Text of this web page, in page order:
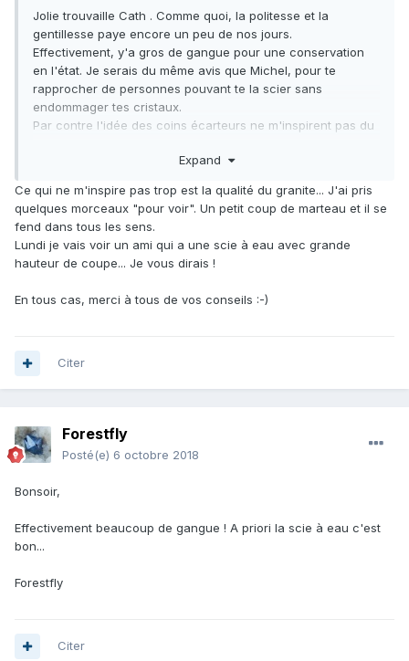
Jolie trouvaille Cath . Comme quoi, la politesse et la
gentillesse paye encore un peu de nos jours.
Effectivement, y'a gros de gangue pour une conservation
en l'état. Je serais du même avis que Michel, pour te
rapprocher de personnes pouvant te la scier sans
endommager tes cristaux.
Par contre l'idée des coins écarteurs ne m'inspirent pas du
Expand
Ce qui ne m'inspire pas trop est la qualité du granite... J'ai pris
quelques morceaux "pour voir". Un petit coup de marteau et il se
fend dans tous les sens.
Lundi je vais voir un ami qui a une scie à eau avec grande
hauteur de coupe... Je vous dirais !
En tous cas, merci à tous de vos conseils :-)
Citer
Forestfly
Posté(e) 6 octobre 2018
Bonsoir,
Effectivement beaucoup de gangue ! A priori la scie à eau c'est
bon...
Forestfly
Citer